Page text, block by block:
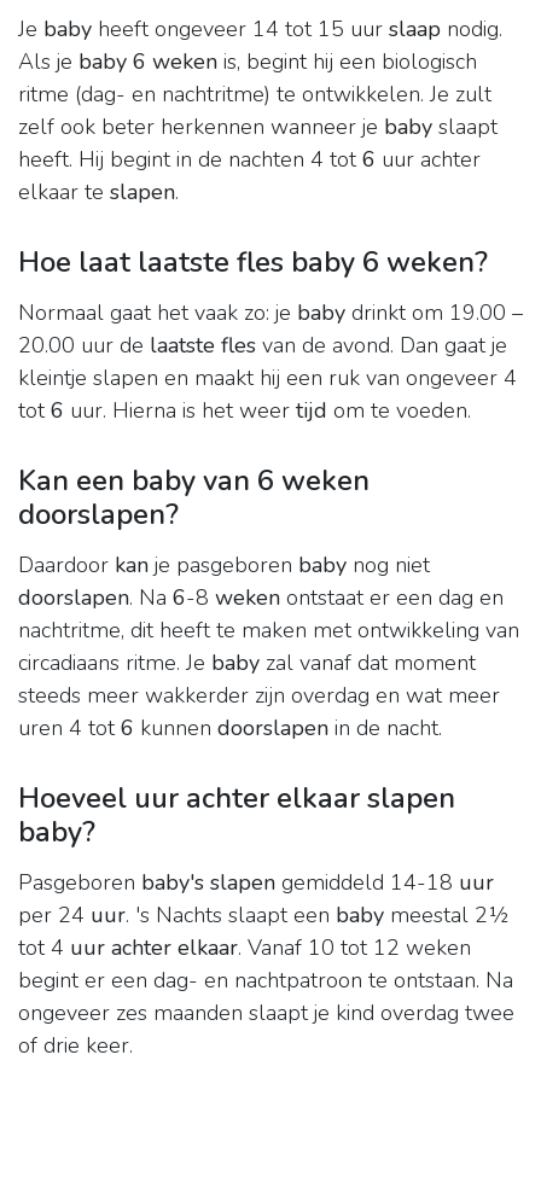
Je baby heeft ongeveer 14 tot 15 uur slaap nodig.
Als je baby 6 weken is, begint hij een biologisch
ritme (dag- en nachtritme) te ontwikkelen. Je zult
zelf ook beter herkennen wanneer je baby slaapt
heeft. Hij begint in de nachten 4 tot6 uur achter
elkaar te slapen.
Hoe laat laatste fles baby 6 weken?
Normaal gaat het vaak zo: je baby drinkt om 19.00 –
20.00 uur de laatste fles van de avond. Dan gaat je
kleintje slapen en maakt hij een ruk van ongeveer 4
tot6 uur. Hierna is het weer tijd om te voeden.
Kan een baby van 6 weken
doorslapen?
Daardoor kan je pasgeboren baby nog niet
doorslapen. Na 6-8 weken ontstaat er een dag en
nachtritme, dit heeft te maken met ontwikkeling van
circadiaans ritme. Je baby zal vanaf dat moment
steeds meer wakkerder zijn overdag en wat meer
uren 4 tot6 kunnen doorslapen in de nacht.
Hoeveel uur achter elkaar slapen
baby?
Pasgeboren baby's slapen gemiddeld 14-18 uur
per 24 uur. 's Nachts slaapt een baby meestal 2½
tot 4 uur achter elkaar. Vanaf 10 tot 12 weken
begint er een dag- en nachtpatroon te ontstaan. Na
ongeveer zes maanden slaapt je kind overdag twee
of drie keer.